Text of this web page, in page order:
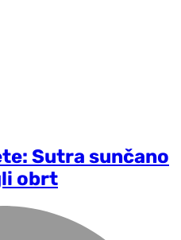
Sutra sunčano
obrt